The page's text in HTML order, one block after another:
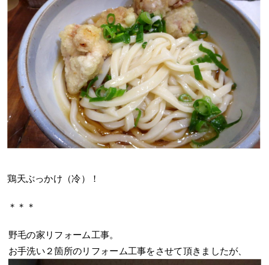
鶏天ぶっかけ（冷）！
＊＊＊
野毛の家リフォーム工事。
お手洗い２箇所のリフォーム工事をさせて頂きましたが、